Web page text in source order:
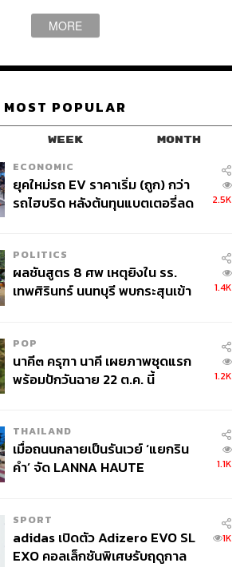
สง่า เรืองวัฒนกุล
รัฐบาล
ธุรกิจบริการ
472
จิรันธนิน กมลเลิศ
Content Creator ประจำ THE STANDARD
WEALTH
MORE
MOST POPULAR
WEEK MONTH
ECONOMIC
ยุคใหม่รถ EV ราคาเริ่ม (ถูก) กว่า
รถไฮบริด หลังต้นทุนแบตเตอรี่ลด
2.5K
POLITICS
ผลชันสูตร 8 ศพ เหตุยิงใน รร.
เทพศิรินทร์ นนทบุรี พบกระสุนเข้า
1.4K
POP
นาคี๓ ครุฑา นาคี เผยภาพชุดแรก
พร้อมปักวันฉาย 22 ต.ค. นี้
1.2K
THAILAND
เมื่อถนนกลายเป็นรันเวย์ ‘แยกริน
คำ’ จัด LANNA HAUTE
1.1K
SPORT
adidas เปิดตัว Adizero EVO SL
EXO คอลเล็กชันพิเศษรับฤดูกาล
1K